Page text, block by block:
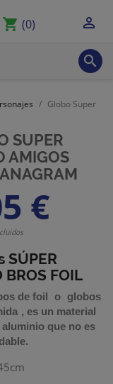
shopping_cart (0) 

Globo Super
SUPER
AMIGOS
€
SÚPER
BROS FOIL
de foil o globos
, es un material
que no es
.